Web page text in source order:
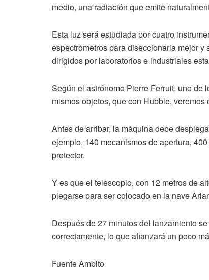
medio, una radiación que emite
Esta luz será estudiada por cuatro
espectrómetros para diseccionarla mejor
dirigidos por laboratorios e industriales
Según el astrónomo Pierre Ferruit, uno de
mismos objetos, que con Hubble, veremos
Antes de arribar, la máquina debe
ejemplo, 140 mecanismos de apertura,
protector.
Y es que el telescopio, con 12 metros de
plegarse para ser colocado en la nave
Después de 27 minutos del lanzamiento
correctamente, lo que afianzará un poco
Fuente Ambito